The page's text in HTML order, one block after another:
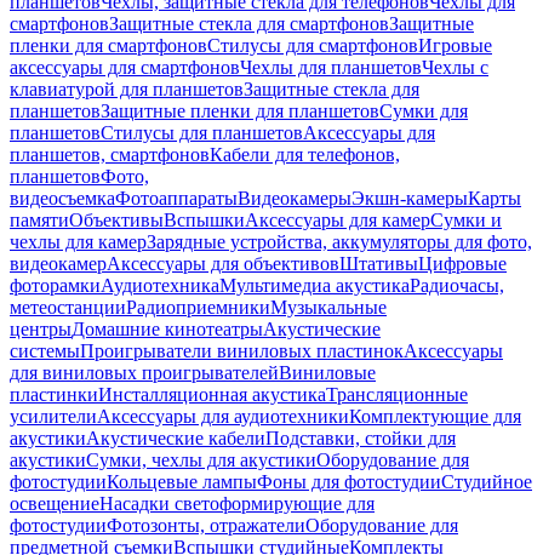
смартфоновЗащитные стекла для смартфоновЗащитные
пленки для смартфоновСтилусы для смартфоновИгровые
аксессуары для смартфоновЧехлы для планшетовЧехлы с
клавиатурой для планшетовЗащитные стекла для
планшетовЗащитные пленки для планшетовСумки для
планшетовСтилусы для планшетовАксессуары для
планшетов, смартфоновКабели для телефонов,
планшетовФото,
видеосъемкаФотоаппаратыВидеокамерыЭкшн-камерыКарты
памятиОбъективыВспышкиАксессуары для камерСумки и
чехлы для камерЗарядные устройства, аккумуляторы для фото,
видеокамерАксессуары для объективовШтативыЦифровые
фоторамкиАудиотехникаМультимедиа акустикаРадиочасы,
метеостанцииРадиоприемникиМузыкальные
центрыДомашние кинотеатрыАкустические
системыПроигрыватели виниловых пластинокАксессуары
для виниловых проигрывателейВиниловые
пластинкиИнсталляционная акустикаТрансляционные
усилителиАксессуары для аудиотехникиКомплектующие для
акустикиАкустические кабелиПодставки, стойки для
акустикиСумки, чехлы для акустикиОборудование для
фотостудииКольцевые лампыФоны для фотостудииСтудийное
освещениеНасадки светоформирующие для
фотостудииФотозонты, отражателиОборудование для
предметной съемкиВспышки студийныеКомплекты